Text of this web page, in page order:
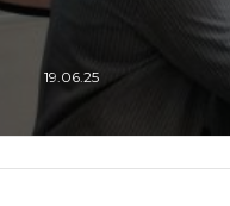
19.06.25